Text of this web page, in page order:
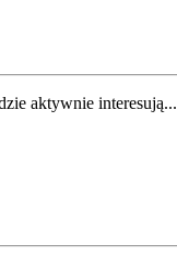
aktywnie interesują...